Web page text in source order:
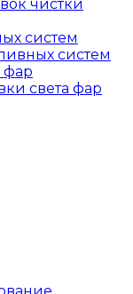
чистки
систем
систем
фар
света фар